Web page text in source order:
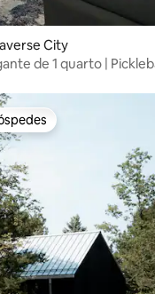
City
de 1 quarto |